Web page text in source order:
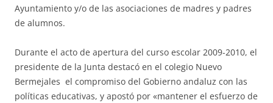
Ayuntamiento y/o de las asociaciones de madres y padres
de alumnos.
Durante el acto de apertura del curso escolar 2009-2010, el
presidente de la Junta destacó en el colegio Nuevo
Bermejales el compromiso del Gobierno andaluz con las
políticas educativas, y apostó por «mantener el esfuerzo de